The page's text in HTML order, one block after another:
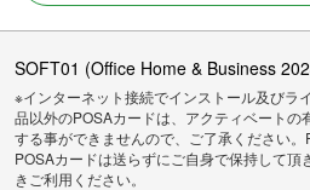
SOFT01 (Office Home & Business
※インターネット接続でインストール及びラ
品以外のPOSAカードは、アクティベートの
する事ができませんので、ご了承ください。
POSAカードは送らずにご自身で保持して
きご利用ください。